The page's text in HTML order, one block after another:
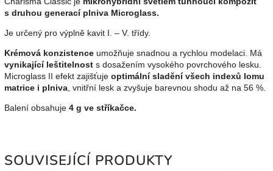
s druhou generací plniva Microglass.
Je určený pro výplně kavit I. – V. třídy.
Krémová konzistence umožňuje snadnou a rychlou modelaci. Má
vynikající leštitelnost s dosažením vysokého povrchového lesku.
Microglass II efekt zajišťuje optimální sladění všech indexů lomu
matrice i plniva, vnitřní lesk a zvyšuje barevnou shodu až na 56 %.
Balení obsahuje 4 g ve stříkačce.
SOUVISEJÍCÍ PRODUKTY